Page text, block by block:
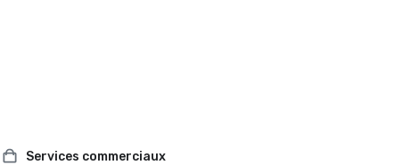
Services commerciaux